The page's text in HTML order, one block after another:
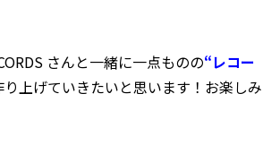
さんと一緒に一点ものの“レコー
り上げていきたいと思います！お楽しみ